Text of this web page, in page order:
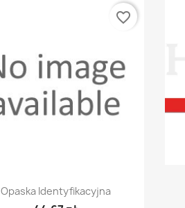
Szybki podgląd
Opaska Identyfikacyjna
favorite_border